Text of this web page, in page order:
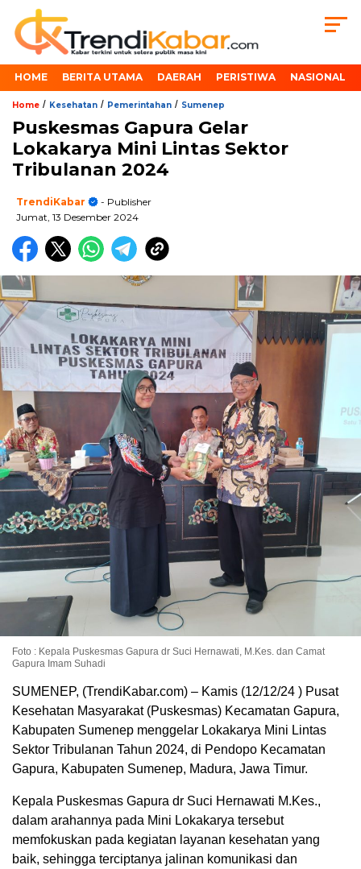
HOME BERITA UTAMA DAERAH PERISTIWA NASIONAL
Home / Kesehatan / Pemerintahan / Sumenep
Puskesmas Gapura Gelar
Lokakarya Mini Lintas Sektor
Tribulanan 2024
TrendiKabar
- Publisher
Jumat, 13 Desember 2024
Foto : Kepala Puskesmas Gapura dr Suci Hernawati, M.Kes. dan Camat
Gapura Imam Suhadi
SUMENEP, (TrendiKabar.com) – Kamis (12/12/24 ) Pusat
Kesehatan Masyarakat (Puskesmas) Kecamatan Gapura,
Kabupaten Sumenep menggelar Lokakarya Mini Lintas
Sektor Tribulanan Tahun 2024, di Pendopo Kecamatan
Gapura, Kabupaten Sumenep, Madura, Jawa Timur.
Kepala Puskesmas Gapura dr Suci Hernawati M.Kes.,
dalam arahannya pada Mini Lokakarya tersebut
memfokuskan pada kegiatan layanan kesehatan yang
baik, sehingga terciptanya jalinan komunikasi dan